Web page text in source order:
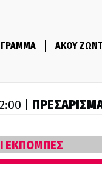
ΑΚΟΥ
|
ΕΚΠΟΜΠΕΣ